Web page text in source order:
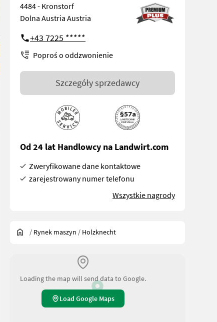
4484 - Kronstorf
Dolna Austria Austria
+43 7225 *****
Poproś o oddzwonienie
Szczegóły sprzedawcy
Od 24 lat Handlowcy na Landwirt.com
Zweryfikowane dane kontaktowe
zarejestrowany numer telefonu
Wszystkie nagrody
/ Rynek maszyn / Holzknecht
Loading the map will send data to Google.
Load Google Maps